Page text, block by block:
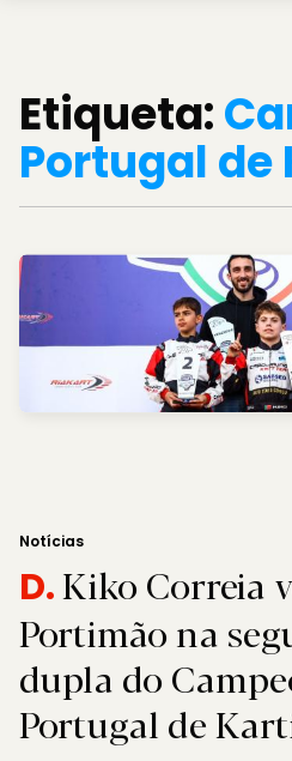
Etiqueta:
Portugal de
Notícias
D.Kiko Correia
Portimão na
dupla do
Portugal de